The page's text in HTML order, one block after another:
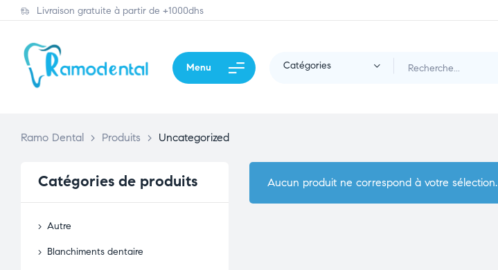
Livraison gratuite à partir de +1000dhs
Menu Catégories
Ramo Dental > Produits > Uncategorized
Aucun produit ne correspond à votre sélection.
Catégories de produits
Autre
Blanchiments dentaire